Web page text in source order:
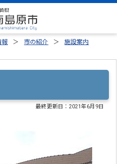
報 市の紹介
施設案内
最終更新日：2021年6月9日